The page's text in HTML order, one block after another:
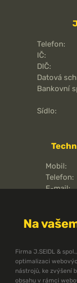
Telefon:
IČ:
DIČ:
Datová
Bankovní
Sídlo:
Mobil:
Telefon:
E-mail:
Na
Firma J.SEIDL &
optimalizaci
nástrojů, ke zvýšení
obsahu v rámci